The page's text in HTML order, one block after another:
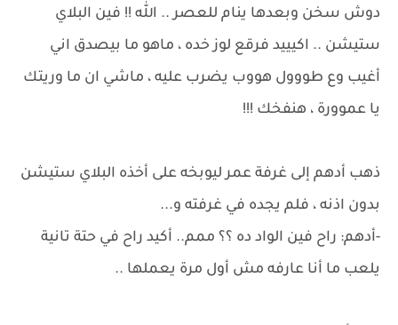
دوش سخن وبعدها ينام للعصر .. الله !! فين البلاي
ستيشن .. اكيييد فرقع لوز خده ، ماهو ما بيصدق اني
أغيب وع طووول هووب يضرب عليه ، ماشي ان ما وريتك
يا عموورة ، هنفخك !!!
ذهب أدهم إلى غرفة عمر ليوبخه على أخذه البلاي ستيشن
بدون اذنه ، فلم يجده في غرفته و...
-أدهم: راح فين الواد ده ؟؟ ممم.. أكيد راح في حتة تانية
يلعب ما أنا عارفه مش أول مرة يعملها ..